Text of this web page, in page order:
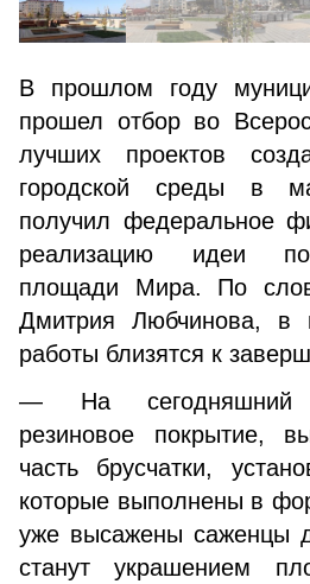
В прошлом году
прошел отбор во
лучших проектов
городской среды в
получил федеральное
реализацию идеи
площади Мира. По
Дмитрия Любчинова, в
работы близятся к
— На сегодняшний
резиновое покрытие,
часть брусчатки,
которые выполнены в
уже высажены саженцы
станут украшением